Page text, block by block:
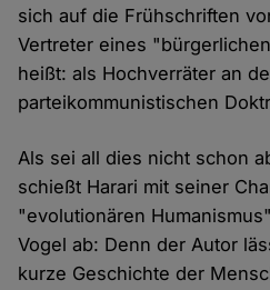
sich auf die Frühschriften
Vertreter eines
heißt: als Hochverräter an
parteikommunistischen
Als sei all dies nicht schon
schießt Harari mit seiner
"evolutionären
Vogel ab: Denn der Autor
kurze Geschichte der